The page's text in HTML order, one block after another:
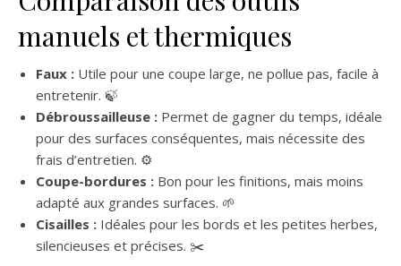
manuels et thermiques
Faux : Utile pour une coupe large, ne pollue pas, facile à
entretenir. 🍃
Débroussailleuse : Permet de gagner du temps, idéale
pour des surfaces conséquentes, mais nécessite des
frais d’entretien. ⚙️
Coupe-bordures : Bon pour les finitions, mais moins
adapté aux grandes surfaces. 🌱
Cisailles : Idéales pour les bords et les petites herbes,
silencieuses et précises. ✂️